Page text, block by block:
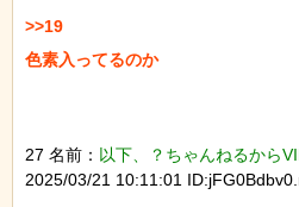
>>19
色素入ってるのか
27 名前： 以下、？ちゃんねるから
2025/03/21 10:11:01